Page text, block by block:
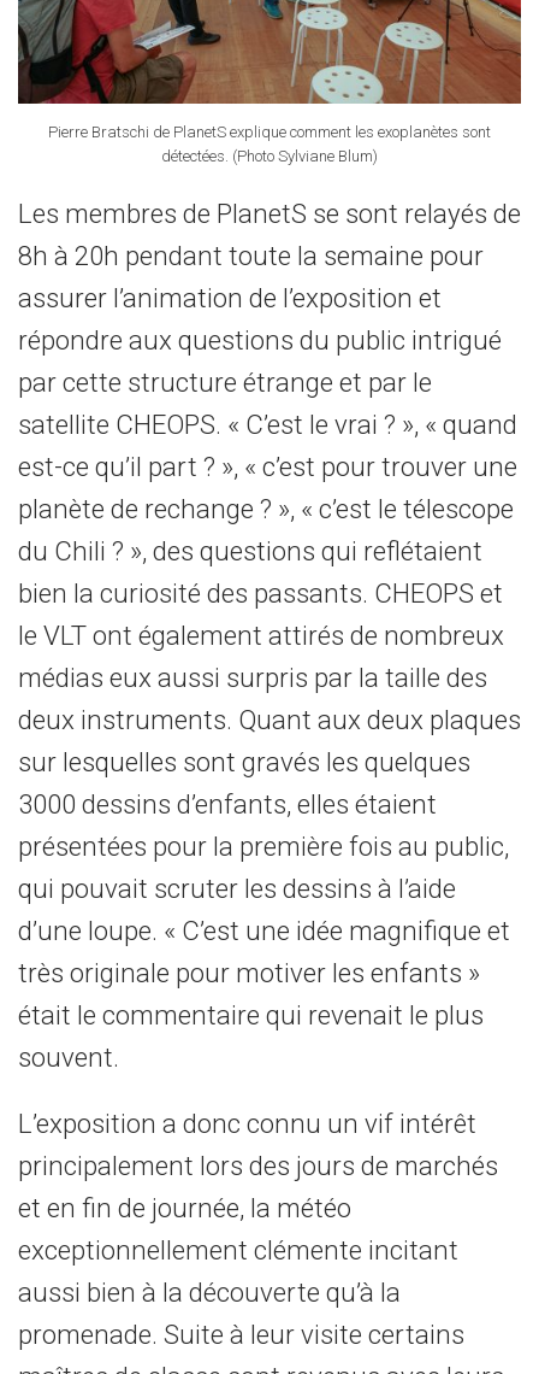
Pierre Bratschi de PlanetS explique comment les exoplanètes sont
détectées. (Photo Sylviane Blum)
Les membres de PlanetS se sont relayés de
8h à 20h pendant toute la semaine pour
assurer l’animation de l’exposition et
répondre aux questions du public intrigué
par cette structure étrange et par le
satellite CHEOPS. « C’est le vrai ? », « quand
est-ce qu’il part ? », « c’est pour trouver une
planète de rechange ? », « c’est le télescope
du Chili ? », des questions qui reflétaient
bien la curiosité des passants. CHEOPS et
le VLT ont également attirés de nombreux
médias eux aussi surpris par la taille des
deux instruments. Quant aux deux plaques
sur lesquelles sont gravés les quelques
3000 dessins d’enfants, elles étaient
présentées pour la première fois au public,
qui pouvait scruter les dessins à l’aide
d’une loupe. « C’est une idée magnifique et
très originale pour motiver les enfants »
était le commentaire qui revenait le plus
souvent.
L’exposition a donc connu un vif intérêt
principalement lors des jours de marchés
et en fin de journée, la météo
exceptionnellement clémente incitant
aussi bien à la découverte qu’à la
promenade. Suite à leur visite certains